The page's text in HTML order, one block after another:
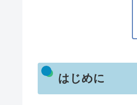
はじめに